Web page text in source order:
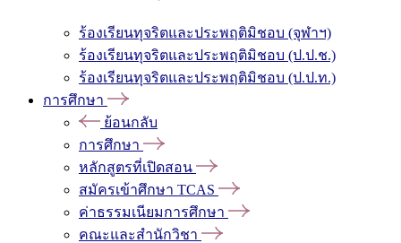
ร้องเรียนทุจริตและประพฤติมิชอบ (จุฬาฯ)
ร้องเรียนทุจริตและประพฤติมิชอบ (ป.ป.ช.)
ร้องเรียนทุจริตและประพฤติมิชอบ (ป.ป.ท.)
การศึกษา
ย้อนกลับ
การศึกษา
หลักสูตรที่เปิดสอน
สมัครเข้าศึกษา TCAS
ค่าธรรมเนียมการศึกษา
คณะและสำนักวิชา